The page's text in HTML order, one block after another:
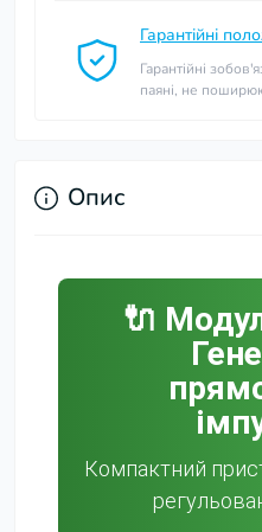
Гарантійні
Гарантійні
паяні, не
Опис
🔌
Компактний